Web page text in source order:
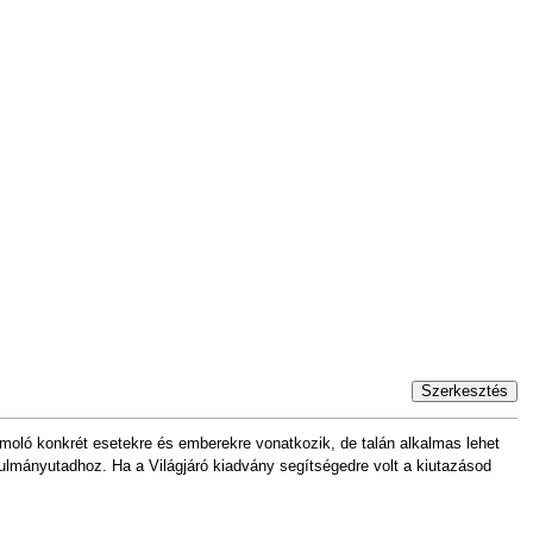
Szerkesztés
konkrét esetekre és emberekre vonatkozik, de talán alkalmas lehet
Ha a Világjáró kiadvány segítségedre volt a kiutazásod